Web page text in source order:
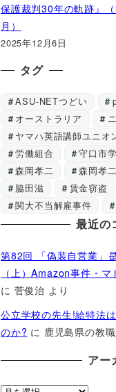
保護裁判30年の軌跡』
月）
2025年12月6日
タグ
ASU-NETつどい
オーストラリア
ヤマハ英語講師ユニオ
労働組合
守口市
森岡孝二
森岡孝
脇田滋
賃金窃盗
関大不当解雇事件
最近の
第82回 「偽装自営業」
（上）Amazon事件・
に 菅俊治 より
公立学校の先生!給特法
のか? に 鹿児島県の教
アー